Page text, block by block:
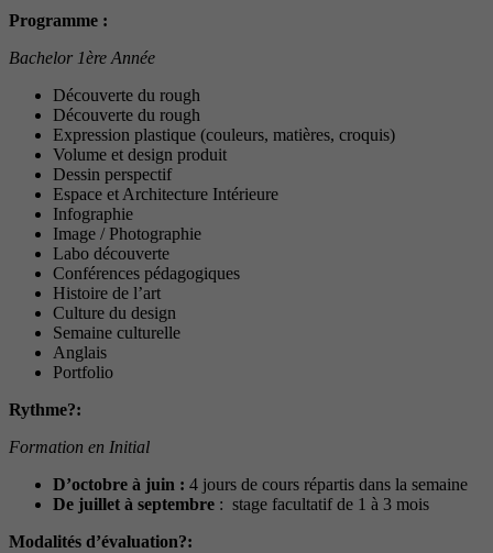
Programme :
Bachelor 1ère Année
Découverte du rough
Découverte du rough
Expression plastique (couleurs, matières, croquis)
Volume et design produit
Dessin perspectif
Espace et Architecture Intérieure
Infographie
Image / Photographie
Labo découverte
Conférences pédagogiques
Histoire de l’art
Culture du design
Semaine culturelle
Anglais
Portfolio
Rythme?:
Formation en Initial
D’octobre à juin : 4 jours de cours répartis dans la semaine
De juillet à septembre : stage facultatif de 1 à 3 mois
Modalités d’évaluation?: